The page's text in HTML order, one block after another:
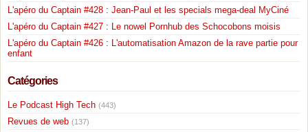
L'apéro du Captain #428 : Jean-Paul et les specials mega-deal MyCiné
L'apéro du Captain #427 : Le nowel Pornhub des Schocobons moisis
L'apéro du Captain #426 : L'automatisation Amazon de la rave partie pour
enfant
Catégories
Le Podcast High Tech (443)
Revues de web (137)